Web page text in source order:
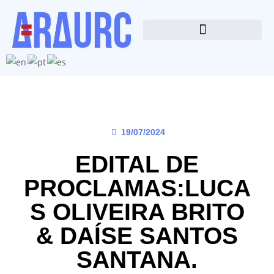
19/07/2024
EDITAL DE
PROCLAMAS:LUCA
S OLIVEIRA BRITO
& DAÍSE SANTOS
SANTANA.